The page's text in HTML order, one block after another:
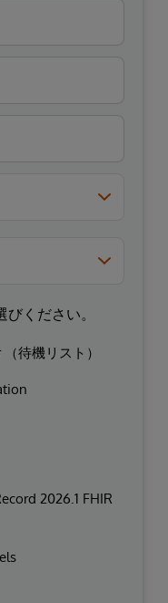
ください。
待機リスト）
2026.1 FHIR